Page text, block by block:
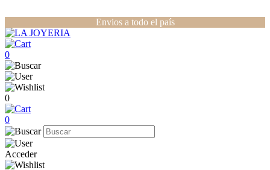
Envios a todo el país
0
0
0
Acceder